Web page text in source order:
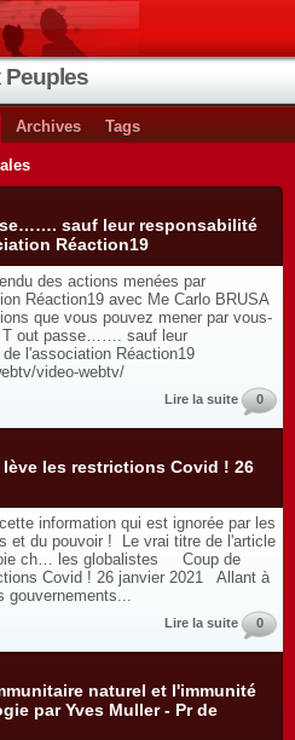
Peuples
Archives Tags
sauf leur responsabilité
Réaction19
des actions menées par
Réaction19 avec Me Carlo BRUSA
que vous pouvez mener par vous-
out passe……. sauf leur
l'association Réaction19
video-webtv/
Lire la suite 0
les restrictions Covid ! 26
information qui est ignorée par les
et du pouvoir ! Le vrai titre de l'article
ch… les globalistes Coup de
Covid ! 26 janvier 2021 Allant à
gouvernements...
Lire la suite 0
naturel et l'immunité
par Yves Muller - Pr de